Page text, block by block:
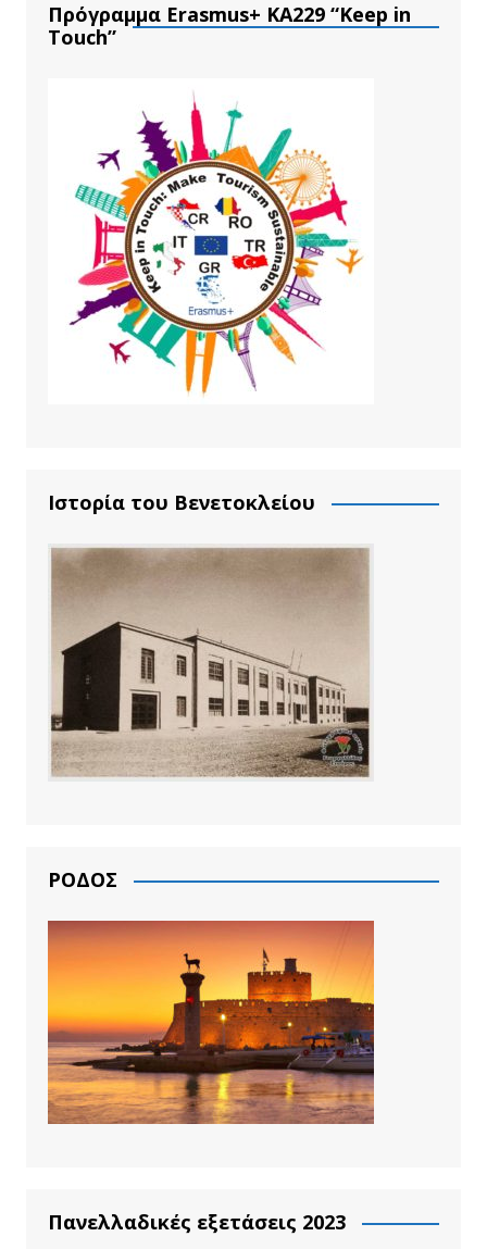
Πρόγραμμα Erasmus+ ΚΑ229 “Keep in
Touch”
Ιστορία του Βενετοκλείου
ΡΟΔΟΣ
Πανελλαδικές εξετάσεις 2023